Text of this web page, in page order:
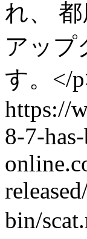
れ、
アップ
す。</
https://
8-7-
bin/